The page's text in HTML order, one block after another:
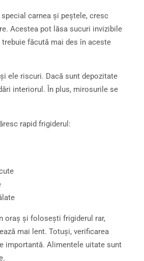
carnea și peștele, cresc
Acestea pot lăsa sucuri invizibile
trebuie făcută mai des în aceste
ele riscuri. Dacă sunt depozitate
interiorul. În plus, mirosurile se
rapid frigiderul:
oraș și folosești frigiderul rar,
mai lent. Totuși, verificarea
importantă. Alimentele uitate sunt